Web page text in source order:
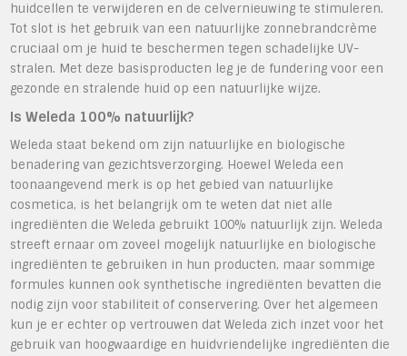
huidcellen te verwijderen en de celvernieuwing te stimuleren.
Tot slot is het gebruik van een natuurlijke zonnebrandcrème
cruciaal om je huid te beschermen tegen schadelijke UV-
stralen. Met deze basisproducten leg je de fundering voor een
gezonde en stralende huid op een natuurlijke wijze.
Is Weleda 100% natuurlijk?
Weleda staat bekend om zijn natuurlijke en biologische
benadering van gezichtsverzorging. Hoewel Weleda een
toonaangevend merk is op het gebied van natuurlijke
cosmetica, is het belangrijk om te weten dat niet alle
ingrediënten die Weleda gebruikt 100% natuurlijk zijn. Weleda
streeft ernaar om zoveel mogelijk natuurlijke en biologische
ingrediënten te gebruiken in hun producten, maar sommige
formules kunnen ook synthetische ingrediënten bevatten die
nodig zijn voor stabiliteit of conservering. Over het algemeen
kun je er echter op vertrouwen dat Weleda zich inzet voor het
gebruik van hoogwaardige en huidvriendelijke ingrediënten die